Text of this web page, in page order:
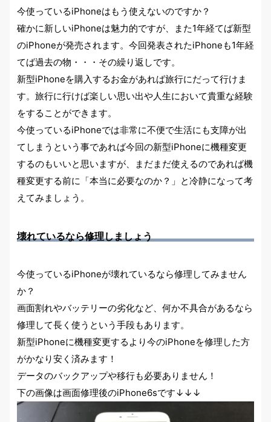
今使っているiPhoneはもう使えないのですか？
確かに新しいiPhoneは魅力的ですが、また1年経てば新型
のiPhoneが発売されます。 今回発表されたiPhoneも1年経
てば過去の物・・・その繰り返しです。
新型iPhoneを購入するお金があれば旅行にだって行けま
す。旅行に行けば楽しい思い出や人生において貴重な経験
をすることができます。
今使っているiPhoneでは非常に不便で生活にも支障が出
てしまうという事であれば今回の新型iPhoneに機種変更
するのもいいと思いますが、まだまだ使えるのであれば機
種変更する前に 「本当に必要なのか？」 と冷静になって考
えてみましょう。
壊れているなら修理しましょう
今使っているiPhoneが壊れているなら修理してみません
か？
画面割れやバッテリーの劣化など、何か不具合があるなら
修理して長く使うという手段もあります。
新型iPhoneに機種変更するより今のiPhoneを修理した方
がかなり安く済みます！
データのバックアップや移行も必要ありません！
下の画像は画面修理後のiPhone6sです↓↓↓